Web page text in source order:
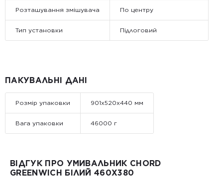
Розташування змішувача По центру
Тип установки Підлоговий
ПАКУВАЛЬНІ ДАНІ
Розмір упаковки 901x520x440 мм
Вага упаковки 46000 г
ВІДГУК ПРО УМИВАЛЬНИК CHORD
GREENWICH БІЛИЙ 460X380